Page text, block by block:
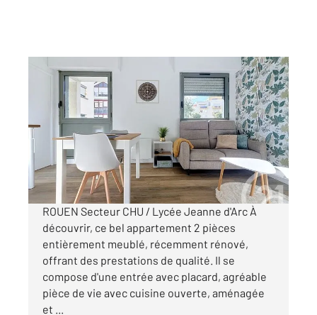
ROUEN 76
31,36 m
2, 2 pièces
Ref : 34466
Appartement à louer
750 €
par mois charges comprises
ROUEN Secteur CHU / Lycée Jeanne d'Arc À
découvrir, ce bel appartement 2 pièces
entièrement meublé, récemment rénové,
offrant des prestations de qualité. Il se
compose d'une entrée avec placard, agréable
pièce de vie avec cuisine ouverte, aménagée
et ...